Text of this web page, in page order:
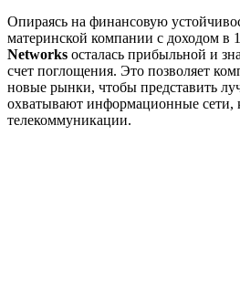
Опираясь на финансовую
материнской компании с доходом в
Networks осталась прибыльной и
счет поглощения. Это позволяет
новые рынки, чтобы представить
охватывают информационные сети,
телекоммуникации.